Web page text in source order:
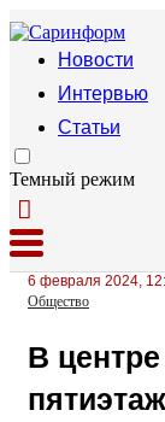
Новости
Интервью
Статьи
Темный режим
6 февраля 2024,
Общество
В